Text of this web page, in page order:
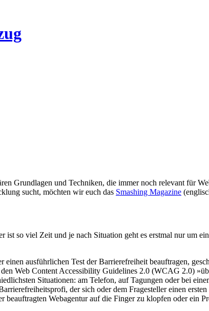
Grundlagen und Techniken, die immer noch relevant für
sucht, möchten wir euch das Smashing Magazine
so viel Zeit und je nach Situation geht es erstmal nur um
ausführlichen Test der Barrierefreiheit beauftragen,
Web Content Accessibility Guidelines 2.0 (WCAG 2.0)
Situationen: am Telefon, auf Tagungen oder bei
der sich oder dem Fragesteller einen
beauftragten Webagentur auf die Finger zu klopfen oder ein